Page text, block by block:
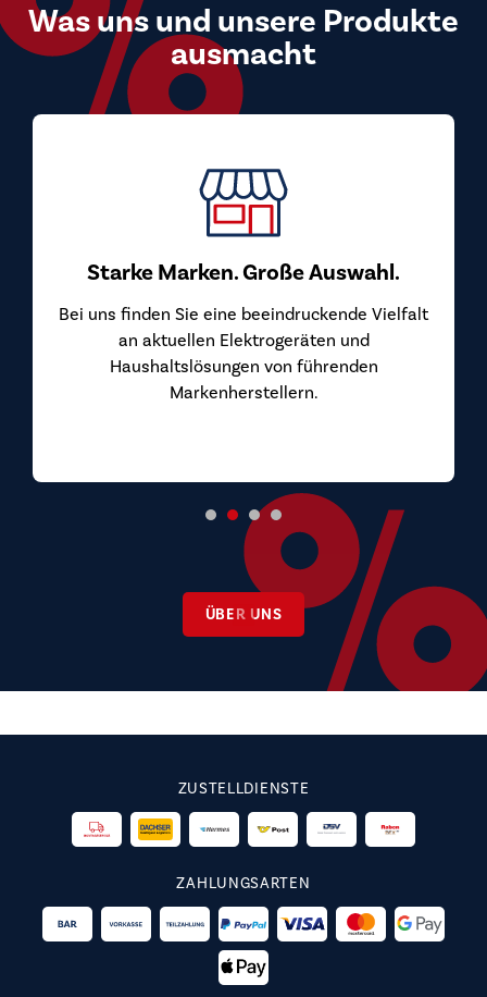
Was uns und unsere Produkte
ausmacht
Marken. Große Auswahl.
Sie eine beeindruckende Vielfalt
aktuellen Elektrogeräten und
von führenden
Markenherstellern.
ÜBER UNS
ZUSTELLDIENSTE
ZAHLUNGSARTEN